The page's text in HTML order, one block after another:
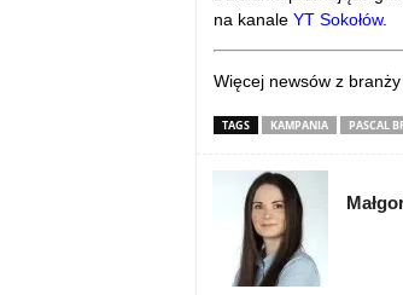
na kanaleYT Sokołów.
Więcej newsów z branży
TAGS KAMPANIA PASCAL